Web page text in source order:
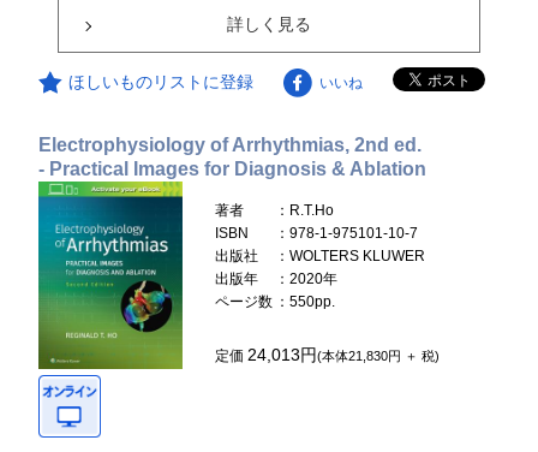
詳しく見る
ほしいものリストに登録 いいね
Electrophysiology of Arrhythmias, 2nd ed.
- Practical Images for Diagnosis & Ablation
著者
：R.T.Ho
ISBN
：978-1-975101-10-7
出版社
：WOLTERS KLUWER
出版年
：2020年
ページ数 ：550pp.
定価24,013円(本体21,830円 ＋ 税)